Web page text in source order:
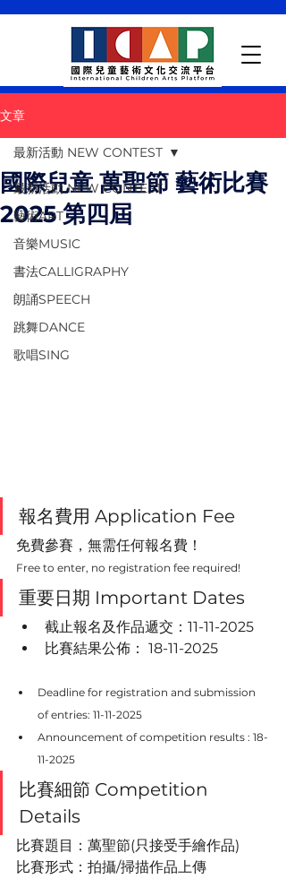
文章
最新活動 NEW CONTEST
藝術ART
音樂MUSIC
書法CALLIGRAPHY
朗誦SPEECH
跳舞DANCE
歌唱SING
最新活動 NEW CONTEST
國際兒童 萬聖節 藝術比賽
2025 第四屆
報名費用 Application Fee
免費參賽，無需任何報名費！
Free to enter, no registration fee required!
重要日期 Important Dates
截止報名及作品遞交：11-11-2025
比賽結果公佈： 18-11-2025
Deadline for registration and submission
of entries: 11-11-2025
Announcement of competition results : 18-
11-2025
比賽細節 Competition
Details
比賽題目： 萬聖節(只接受手繪作品)
比賽形式：拍攝/掃描作品上傳